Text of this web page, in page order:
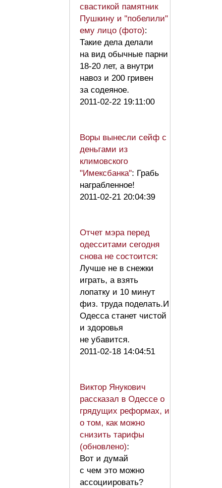
свастикой памятник
Пушкину и "побелили"
ему лицо (фото):
Такие дела делали
на вид обычные парни
18-20 лет, а внутри
навоз и 200 гривен
за содеяное.
2011-02-22 19:11:00
Воры вынесли сейф с
деньгами из
климовского
"Имексбанка": Грабь
награбленное!
2011-02-21 20:04:39
Отчет мэра перед
одесситами сегодня
снова не состоится:
Лучше не в снежки
играть, а взять
лопатку и 10 минут
физ. труда поделать.И
Одесса станет чистой
и здоровья
не убавится.
2011-02-18 14:04:51
Виктор Янукович
рассказал в Одессе о
грядущих реформах, и
о том, как можно
снизить тарифы
(обновлено):
Вот и думай
с чем это можно
ассоциировать?